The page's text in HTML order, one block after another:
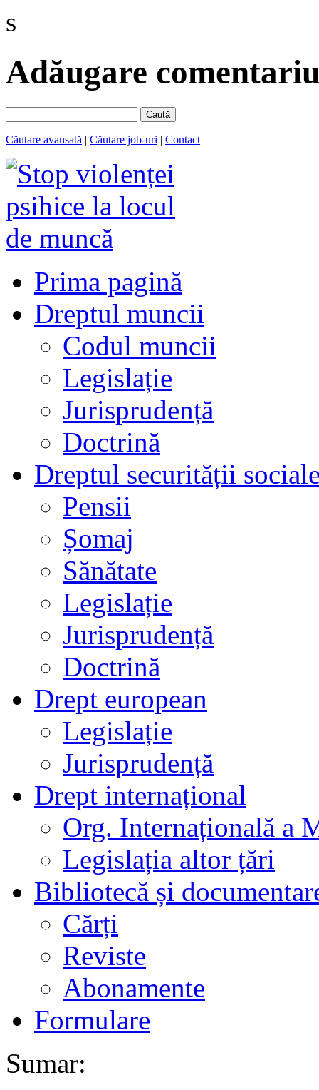
s
Adăugare
Caută
Căutare avansată | Căutare job-uri | Contact
Prima pagină
Dreptul muncii
Codul muncii
Legislație
Jurisprudență
Doctrină
Dreptul securității
Pensii
Șomaj
Sănătate
Legislație
Jurisprudență
Doctrină
Drept european
Legislație
Jurisprudență
Drept internațional
Org. Internațională a
Legislația altor țări
Bibliotecă și
Cărți
Reviste
Abonamente
Formulare
Sumar: